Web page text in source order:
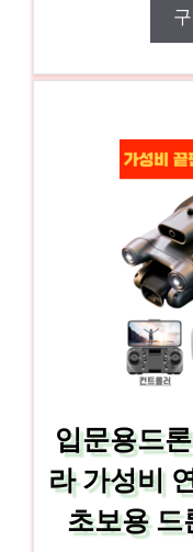
입문용드
라 가성비
초보용